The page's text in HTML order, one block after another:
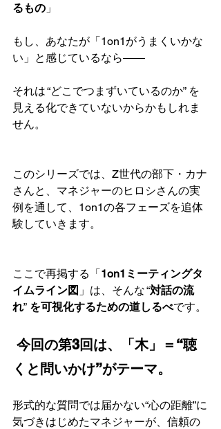
るもの 」
もし、あなたが「1on1がうまくいかな
い」と感じているなら――
それは “どこでつまずいているのか” を
見える化できていないからかもしれま
せん。
このシリーズでは、Z世代の部下・カナ
さんと、マネジャーのヒロシさんの実
例を通して、1on1の各フェーズを追体
験していきます。
ここで再掲する「1on1ミーティングタ
イムライン図 」は、そんな “対話の流
れ” を可視化するための道しるべです。
今回の第3回は、「木」＝“聴
くと問いかけ”がテーマ。
形式的な質問では届かない“心の距離”に
気づきはじめたマネジャーが、信頼の